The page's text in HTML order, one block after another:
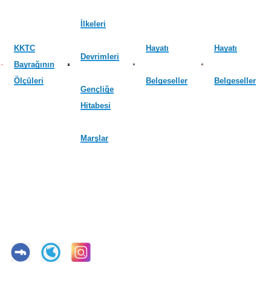
KKTC
Bayrağının
Ölçüleri
İlkeleri
Devrimleri
Gençliğe
Hitabesi
Marşlar
Hayatı
Belgeseller
Hayatı
Belgeseller